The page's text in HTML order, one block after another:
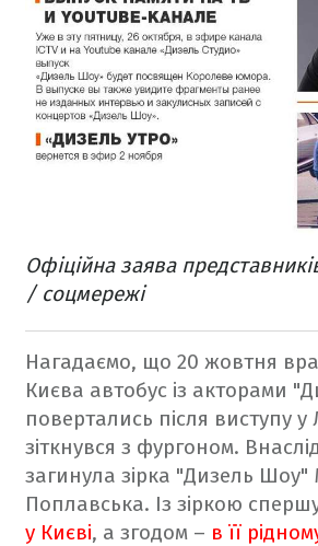
Офіційна заява
/ соцмережі
Нагадаємо, що 20 жовтня
Києва автобус із акторами
повертались після виступу у
зіткнувся з фургоном.
загинула зірка "Дизель
Поплавська. Із зіркою
у Києві, а згодом – в її